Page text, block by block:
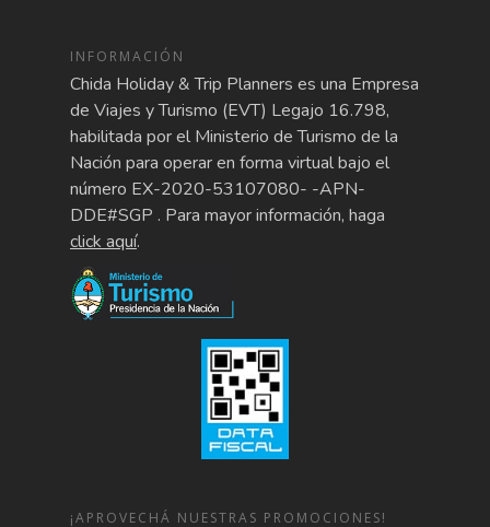
INFORMACIÓN
Chida Holiday & Trip Planners es una Empresa
de Viajes y Turismo (EVT) Legajo 16.798,
habilitada por el Ministerio de Turismo de la
Nación para operar en forma virtual bajo el
número EX-2020-53107080- -APN-
DDE#SGP . Para mayor información, haga
click aquí.
¡APROVECHÁ NUESTRAS PROMOCIONES!